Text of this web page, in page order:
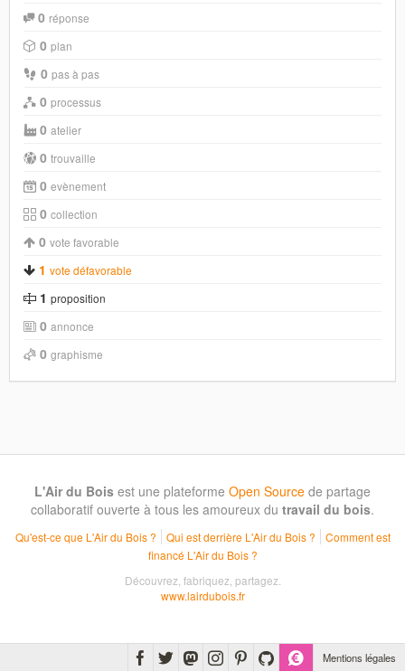
Mentions légales
0 réponse
0 plan
0 pas à pas
0 processus
0 atelier
0 trouvaille
0 evènement
0 collection
0 vote favorable
1 vote défavorable
1 proposition
0 annonce
0 graphisme
L'Air du Bois est une plateforme Open Source de partage
collaboratif ouverte à tous les amoureux du travail du bois.
Qu'est-ce que L'Air du Bois ? Qui est derrière L'Air du Bois ?
Comment est
financé L'Air du Bois ?
Découvrez, fabriquez, partagez.
www.lairdubois.fr